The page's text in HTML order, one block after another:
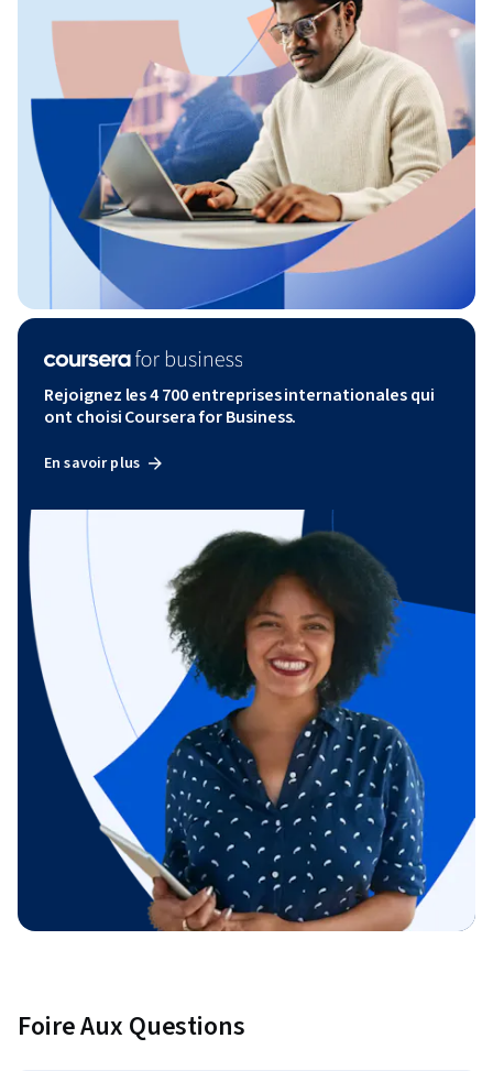
Rejoignez les 4 700 entreprises internationales qui
ont choisi Coursera for Business.
En savoir plus
Foire Aux Questions